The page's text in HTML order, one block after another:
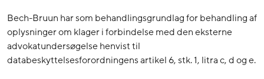
Bech-Bruun har som behandlingsgrundlag for behandling af
oplysninger om klager i forbindelse med den eksterne
advokatundersøgelse henvist til
databeskyttelsesforordningens artikel 6, stk. 1, litra c, d og e.